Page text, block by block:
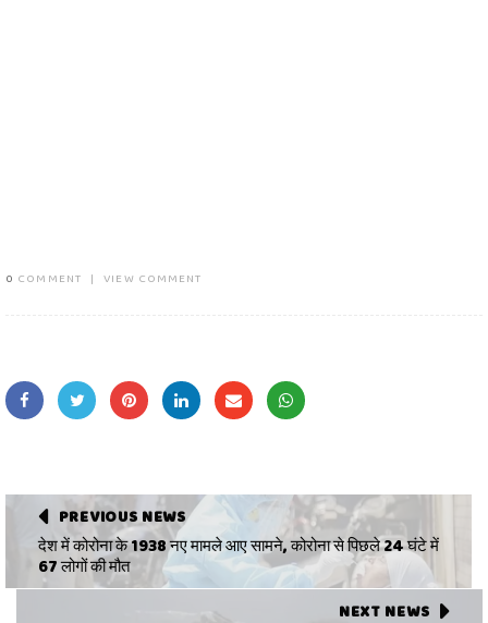
0 COMMENT | VIEW COMMENT
PREVIOUS NEWS
देश में कोरोना के 1938 नए मामले आए सामने, कोरोना से पिछले 24 घंटे में
67 लोगों की मौत
NEXT NEWS